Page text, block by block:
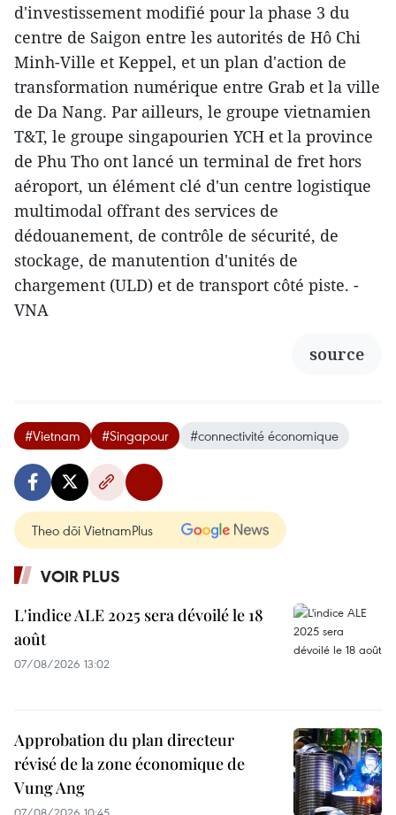
d'investissement modifié pour la phase 3 du
centre de Saigon entre les autorités de Hô Chi
Minh-Ville et Keppel, et un plan d'action de
transformation numérique entre Grab et la ville
de Da Nang. Par ailleurs, le groupe vietnamien
T&T, le groupe singapourien YCH et la province
de Phu Tho ont lancé un terminal de fret hors
aéroport, un élément clé d'un centre logistique
multimodal offrant des services de
dédouanement, de contrôle de sécurité, de
stockage, de manutention d'unités de
chargement (ULD) et de transport côté piste. -
VNA
source
#Vietnam #Singapour #connectivité économique
Theo dõi VietnamPlus
VOIR PLUS
L'indice ALE 2025 sera dévoilé le 18
août
07/08/2026 13:02
Approbation du plan directeur
révisé de la zone économique de
Vung Ang